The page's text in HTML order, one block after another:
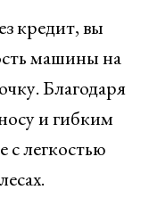
кредит, вы
машины на
Благодаря
и гибким
с легкостью